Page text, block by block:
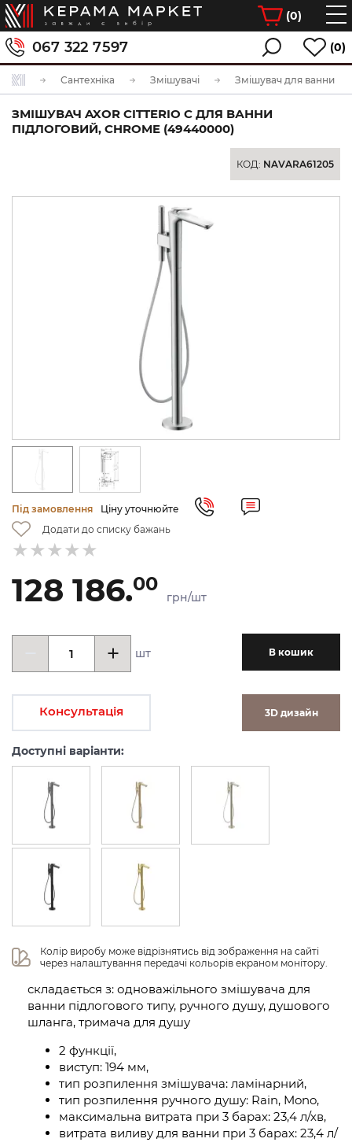
(0)
067 322 7597 (0)
Сантехніка Змішувачі Змішувач для ванни
ЗМІШУВАЧ AXOR CITTERIO C ДЛЯ ВАННИ
ПІДЛОГОВИЙ, CHROME (49440000)
КОД: NAVARA61205
Під замовлення
Ціну уточнюйте
Додати до списку бажань
128 186.00
грн/шт
шт В кошик
Консультація 3D дизайн
Доступні варіанти:
Колір виробу може відрізнятись від зображення на сайті
через налаштування передачі кольорів екраном монітору.
складається з: одноважільного змішувача для
ванни підлогового типу, ручного душу, душового
шланга, тримача для душу
2 функції,
виступ: 194 мм,
тип розпилення змішувача: ламінарний,
тип розпилення ручного душу: Rain, Mono,
максимальна витрата при 3 барах: 23,4 л/хв,
витрата виливу для ванни при 3 барах: 23,4 л/